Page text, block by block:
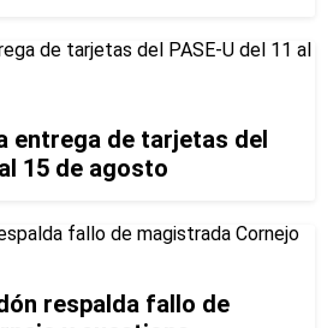
entrega de tarjetas del
15 de agosto
respalda fallo de